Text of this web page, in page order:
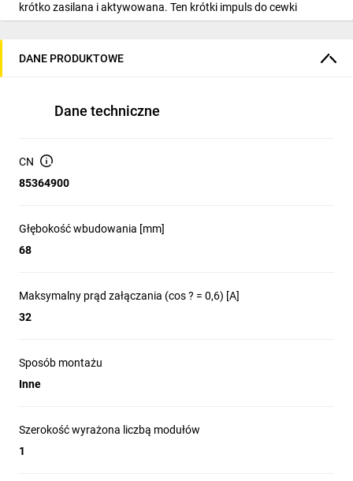
krótko zasilana i aktywowana. Ten krótki impuls do cewki
prowadzi do mechanicznego zatrzasku wewnętrznych styków
nam uzyskanie bezpiecznej i niezawodnej blokady (w taki sam
której jest utrzymywane mechanicznie do momentu odebrania
główne moduły mogą być używane w prawie wszystkich
DANE PRODUKTOWE
Dane techniczne
CN
85364900
Głębokość wbudowania [mm]
68
Maksymalny prąd załączania (cos ? = 0,6) [A]
32
Sposób montażu
Inne
Szerokość wyrażona liczbą modułów
1